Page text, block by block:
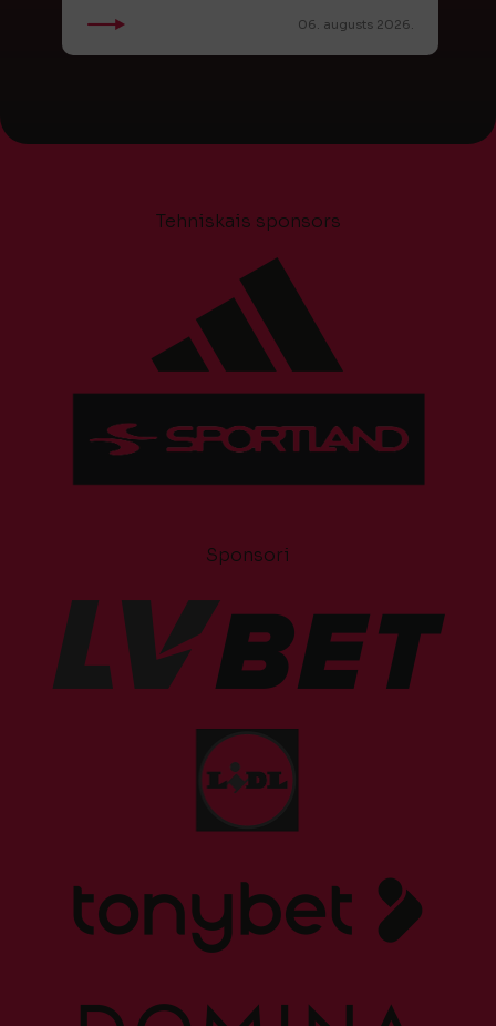
06. augusts 2026.
Tehniskais sponsors
Sponsori